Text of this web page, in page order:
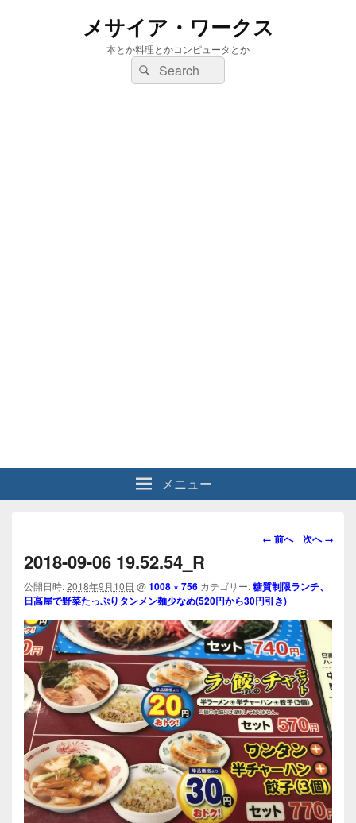
メサイア・ワークス
本とか料理とかコンピュータとか
検
索:
検
索
メニュー
画
ビ
ゲ
ー
シ
ョ
ン
← 前へ 次へ →
2018-09-06 19.52.54_R
公開日時:2018年9月10日 @1008 × 756 カテゴリー:糖質制限ランチ、
日高屋で野菜たっぷりタンメン麺少なめ(520円から30円引き)